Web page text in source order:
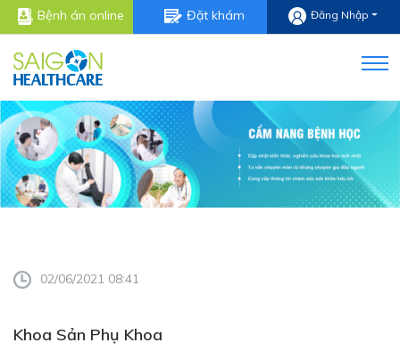
Bệnh án online Đặt khám Đăng Nhập
02/06/2021 08:41
Khoa Sản Phụ Khoa